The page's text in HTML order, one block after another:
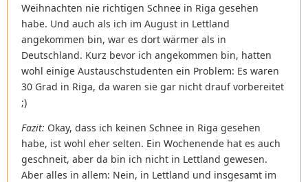
Weihnachten nie richtigen Schnee in Riga gesehen
habe. Und auch als ich im August in Lettland
angekommen bin, war es dort wärmer als in
Deutschland. Kurz bevor ich angekommen bin, hatten
wohl einige Austauschstudenten ein Problem: Es waren
30 Grad in Riga, da waren sie gar nicht drauf vorbereitet
;)
Fazit: Okay, dass ich keinen Schnee in Riga gesehen
habe, ist wohl eher selten. Ein Wochenende hat es auch
geschneit, aber da bin ich nicht in Lettland gewesen.
Aber alles in allem: Nein, in Lettland und insgesamt im